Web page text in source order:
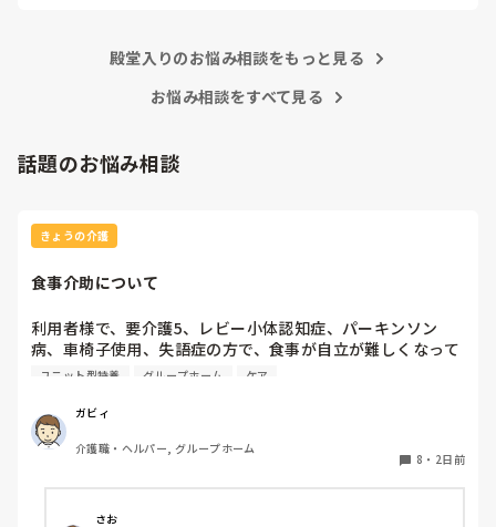
ました。私は側で見ていて、利用者様の表情が嫌がっている
でもまだ入社して日が浅いので何も言えず、ここに入社した
早すぎませんか？
ゆったりのんびりしている人には特養は向いてないのでしょ
うか？
上手く出来るようになれば
れば楽になるように思います。
教育がちゃんとしてないユニットは、結局新人さんがパワハラ
っぽい圧に耐えられなくて辞めると言う感じに思います。
手で……
結局特養はなんとなく、そういった話耳にするので挑戦できず
です（._.）
殿堂入りのお悩み相談をもっと見る
お悩み相談をすべて見る
話題のお悩み相談
きょうの介護
食事介助について
利用者様で、要介護5、レビー小体認知症、パーキンソン
病、車椅子使用、失語症の方で、食事が自立が難しくなって
来ました。ご飯を、おにぎりにして、ご自分で手づかみで食
す。食べられる時とスプーンを使っても難しい時がありま
す。おかずも、おにぎり同様、手づかみでたべてもらってる
時があるのですが、難しい時は、職員が介助しています。ご
かずの手づかみは、どうかなと思うのですが、皆さんはどう
思われますか？私は、自分の母親が手づかみで食べてるのを
ユニット型特養 グループホーム ケア
ガビィ
介護職・ヘルパー, グループホーム
8 ・ 2日前
さお